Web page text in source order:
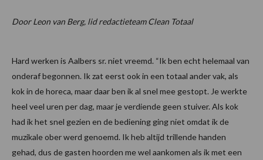
Door Leon van Berg, lid redactieteam Clean Totaal
Hard werken is Aalbers sr. niet vreemd. “Ik ben echt helemaal van
onderaf begonnen. Ik zat eerst ook in een totaal ander vak, als
kok in de horeca, maar daar ben ik al snel mee gestopt. Je werkte
heel veel uren per dag, maar je verdiende geen stuiver. Als kok
had ik het snel gezien en de bediening ging niet omdat ik de
muzikale ober werd genoemd. Ik heb altijd trillende handen
gehad, dus de gasten hoorden me wel aankomen als ik met een